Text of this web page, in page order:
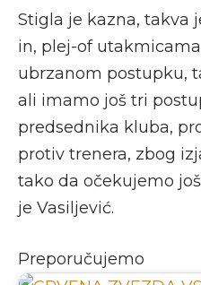
Stigla je kazna, takva
in, plej-of
ubrzanom postupku,
ali imamo još tri
predsednika kluba,
protiv trenera, zbog
tako da očekujemo
je Vasiljević.
Preporučujemo